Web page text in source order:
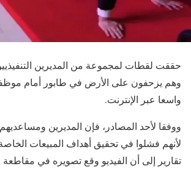
حققت لقطات لمجموعة من المديرين
وهم يزحفون على الأرض في طابور أمام
واسعا عبر الإنترنت.
ووفقا لأحد المصادر، فإن المديرين
لأنهم فشلوا في تحقيق أهداف المبيعات
تقارير إلى أن الفيديو وقع تصويره في